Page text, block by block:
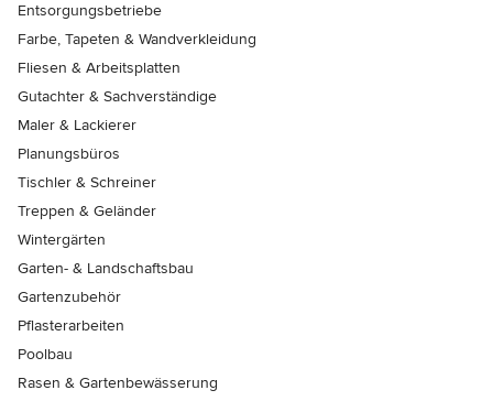
Entsorgungsbetriebe
Farbe, Tapeten & Wandverkleidung
Fliesen & Arbeitsplatten
Gutachter & Sachverständige
Maler & Lackierer
Planungsbüros
Tischler & Schreiner
Treppen & Geländer
Wintergärten
Garten- & Landschaftsbau
Gartenzubehör
Pflasterarbeiten
Poolbau
Rasen & Gartenbewässerung